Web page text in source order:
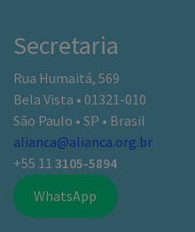
Secretaria
Rua Humaitá, 569
Bela Vista • 01321-010
São Paulo • SP • Brasil
alianca@alianca.org.br
+55 11 3105-5894
WhatsApp